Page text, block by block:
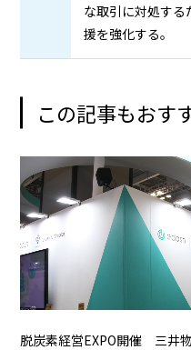
な取引に対処す
援を強化する。
この記事もおす
脱炭素経営EXPO開催 三井